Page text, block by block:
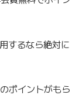
するなら絶対に
ポイントがもら